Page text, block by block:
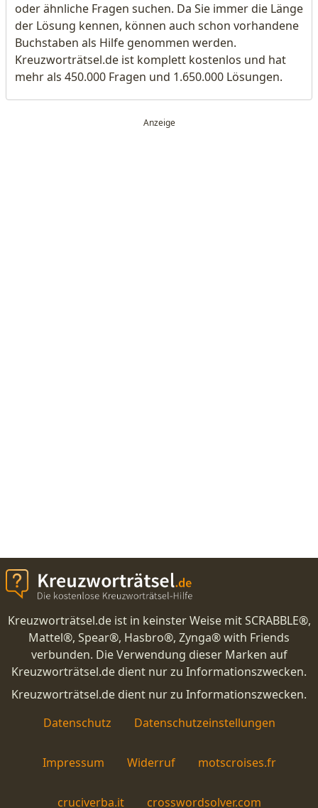
oder ähnliche Fragen suchen. Da Sie immer die Länge
der Lösung kennen, können auch schon vorhandene
Buchstaben als Hilfe genommen werden.
Kreuzworträtsel.de ist komplett kostenlos und hat
mehr als 450.000 Fragen und 1.650.000 Lösungen.
Kreuzworträtsel.de ist in keinster Weise mit SCRABBLE®,
Mattel®, Spear®, Hasbro®, Zynga® with Friends
verbunden. Die Verwendung dieser Marken auf
Kreuzworträtsel.de dient nur zu Informationszwecken.
Kreuzworträtsel.de dient nur zu Informationszwecken.
Datenschutz
Datenschutzeinstellungen
Impressum Widerruf motscroises.fr
cruciverba.it crosswordsolver.com